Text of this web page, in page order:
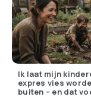
Ik laat mijn
expres vies
buiten – en dat